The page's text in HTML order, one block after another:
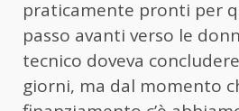
praticamente pronti per
passo avanti verso le
tecnico doveva
giorni, ma dal momento